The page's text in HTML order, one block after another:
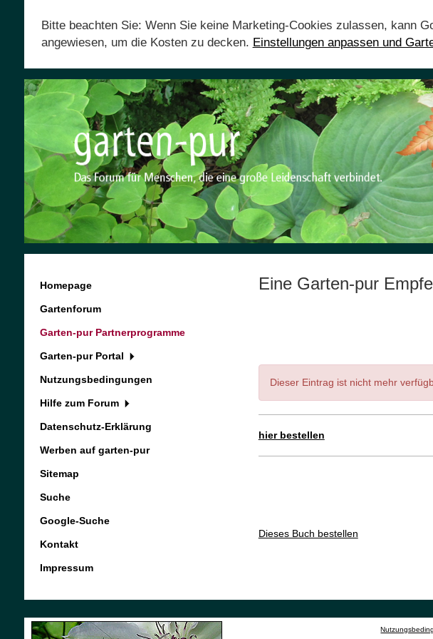
Bitte beachten Sie: Wenn Sie keine Marketing-Cookies zulassen, kann
angewiesen, um die Kosten zu decken. Einstellungen anpassen und
Homepage
Gartenforum
Garten-pur Partnerprogramme
Garten-pur Portal
Nutzungsbedingungen
Hilfe zum Forum
Datenschutz-Erklärung
Werben auf garten-pur
Sitemap
Suche
Google-Suche
Kontakt
Impressum
Eine Garten-pur
Dieser Eintrag ist nicht mehr
hier bestellen
Dieses Buch bestellen